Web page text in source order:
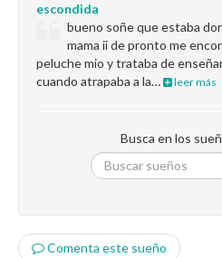
escondida
bueno soñe que estaba
mama ii de pronto me
peluche mio y trataba de
cuando atrapaba a la…
leer más
Busca en los
Comenta este sueño